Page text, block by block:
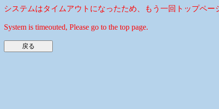
システムはタイムアウトになったため、もう一回トップペー
System is timeouted, Please go to the top page.